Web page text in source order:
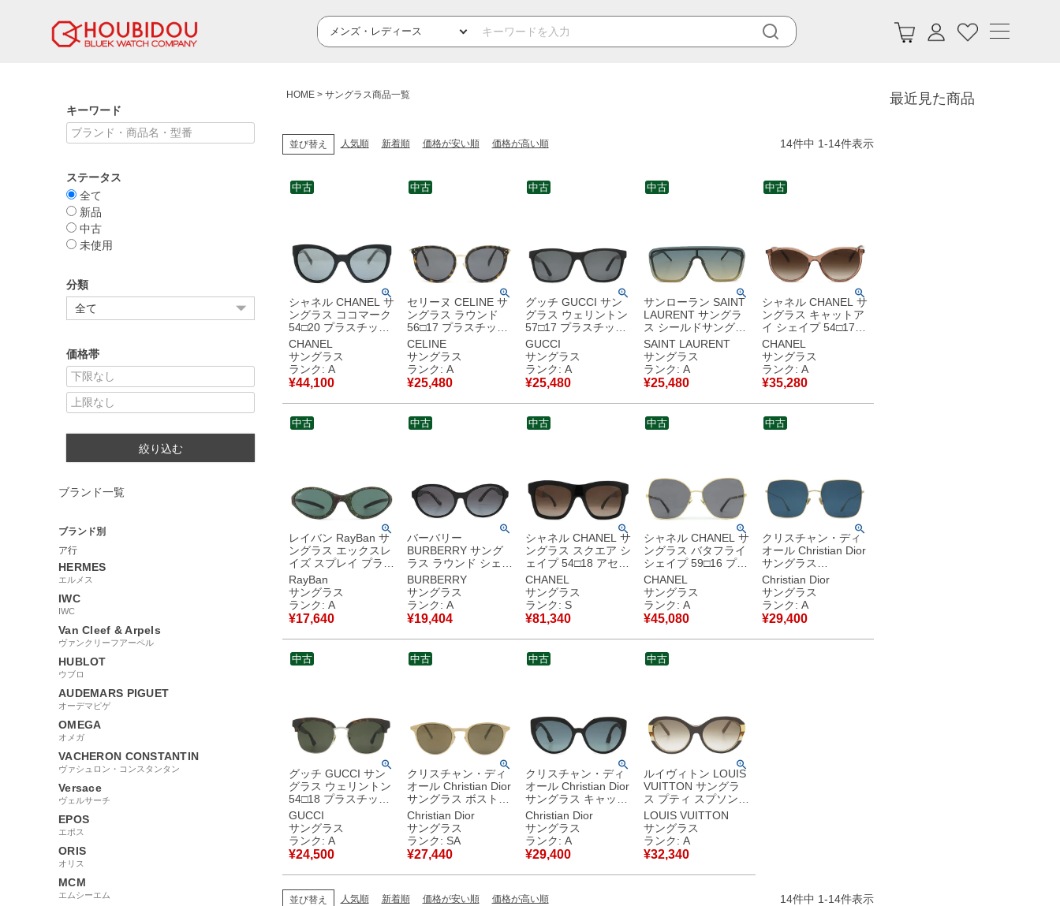
キーワード
ステータス
全て
新品
中古
未使用
分類
価格帯
絞り込む
ブランド一覧
ブランド別
ア行
HERMES
エルメス
IWC
IWC
Van Cleef & Arpels
ヴァンクリーフアーペル
HUBLOT
ウブロ
AUDEMARS PIGUET
オーデマピゲ
OMEGA
オメガ
VACHERON CONSTANTIN
ヴァシュロン・コンスタンタン
Versace
ヴェルサーチ
EPOS
エポス
ORIS
オリス
MCM
エムシーエム
HOME サングラス商品一覧
並び替え 人気順 新着順 価格が安い順 価格が高い順 14件中 1-14件表示
シャネル CHANEL サ
ングラス ココマーク
54□20 プラスチック
ブラック ウェリント
ン 黒 5315-A 【箱】
【中古】中古美品
CHANEL
サングラス
ランク: A
¥44,100
中古
セリーヌ CELINE サ
ングラス ラウンド
56□17 プラスチック
メタル ブラウン ゴー
ルド金具 レオパード
マーブル CL40033F
【中古】中古美品
CELINE
サングラス
ランク: A
¥25,480
中古
グッチ GUCCI サン
グラス ウェリントン
57□17 プラスチック
ブラック ゴールド金
具 黒 ダークグレー
ロゴ GG0746S 【ケ
ース】 【中古】中古
美品
GUCCI
サングラス
ランク: A
¥25,480
中古
サンローラン SAINT
LAURENT サングラ
ス シールドサングラ
ス 90□01-140 ナイロ
ン メタル シルバー×
グリーン シルバー金
具 グラデーション
SL 364 【中古】中古
美品
SAINT LAURENT
サングラス
ランク: A
¥25,480
中古
シャネル CHANEL サ
ングラス キャットア
イ シェイプ 54□17
プラスチック ブラウ
ン シャンパンゴール
ド金具 ココマーク セ
ルフレーム 5448-A
【中古】中古美品
CHANEL
サングラス
ランク: A
¥35,280
中古
レイバン RayBan サ
ングラス エックスレ
イズ スプレイ プラス
チック コラージュ 黒
マルチカラー グレー
レンズ Xrays スポー
ツ用 W2555 【中
古】中古美品
RayBan
サングラス
ランク: A
¥17,640
中古
バーバリー
BURBERRY サング
ラス ラウンド シェイ
プ 58□17 プラスチッ
ク ブラック シルバー
金具 チェック グラデ
ーション 0BE4274D
【箱】 【中古】中古
美品
BURBERRY
サングラス
ランク: A
¥19,404
中古
シャネル CHANEL サ
ングラス スクエア シ
ェイプ 54□18 アセテ
ート メタル ブラック
×ブラウン ゴールド
金具 ココマーク ブラ
ウンレンズ 5533-A
【箱】 【中古】未使
用保管品
CHANEL
サングラス
ランク: S
¥81,340
中古
シャネル CHANEL サ
ングラス バタフライ
シェイプ 59□16 プラ
スチック メタル ブラ
ック×ゴールド ゴー
ルド金具 ココマーク
チェーン CC 4274-Q
【箱】 【中古】中古
美品
CHANEL
サングラス
ランク: A
¥45,080
中古
クリスチャン・ディ
オール Christian Dior
サングラス
DiorStellaire1 59□18
メタル ゴールド×ネ
イビー ゴールド金具
スクエア メタルフレ
ーム LKSA9 【箱】
【中古】中古美品
Christian Dior
サングラス
ランク: A
¥29,400
中古
グッチ GUCCI サン
グラス ウェリントン
54□18 プラスチック
ブラウン×ブルー×レ
ッド シルバー金具 ウ
ェブストライプ マー
ブル ブロータイプ
GG0056S 【ケー
ス】 【中古】中古美
品
GUCCI
サングラス
ランク: A
¥24,500
中古
クリスチャン・ディ
オール Christian Dior
サングラス ボストン
50□22 アセテート ゴ
ールド×ブラウン
Dior Essential RU マ
ット マーブル 【ケー
ス】 【中古】新品同
様品
Christian Dior
サングラス
ランク: SA
¥27,440
中古
クリスチャン・ディ
オール Christian Dior
サングラス キャット
アイ 56□19 アセテー
ト メタル ブラック
ゴールド金具 黒 グレ
ー CDロゴ DDiorF
80711 【ケース】
【中古】中古美品
Christian Dior
サングラス
ランク: A
¥29,400
中古
ルイヴィトン LOUIS
VUITTON サングラ
ス プティ スプソン
56□17 プラスチック
ニッケル合金 ブラウ
ン ゴールド金具 グラ
デーション キャット
アイ ラメ Z0487E
MO123 【箱】 【中
LOUIS VUITTON
サングラス
ランク: A
¥32,340
中古
並び替え 人気順 新着順 価格が安い順 価格が高い順 14件中 1-14件表示
最近見た商品